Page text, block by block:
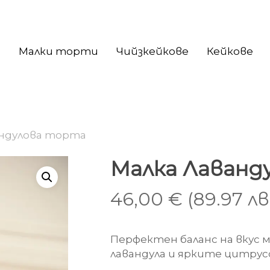
Малки торти Чийзкейкове Кейкове
торта
Малка
46,00 € (89.97
Перфектен баланс на вкус
лавандула и ярките